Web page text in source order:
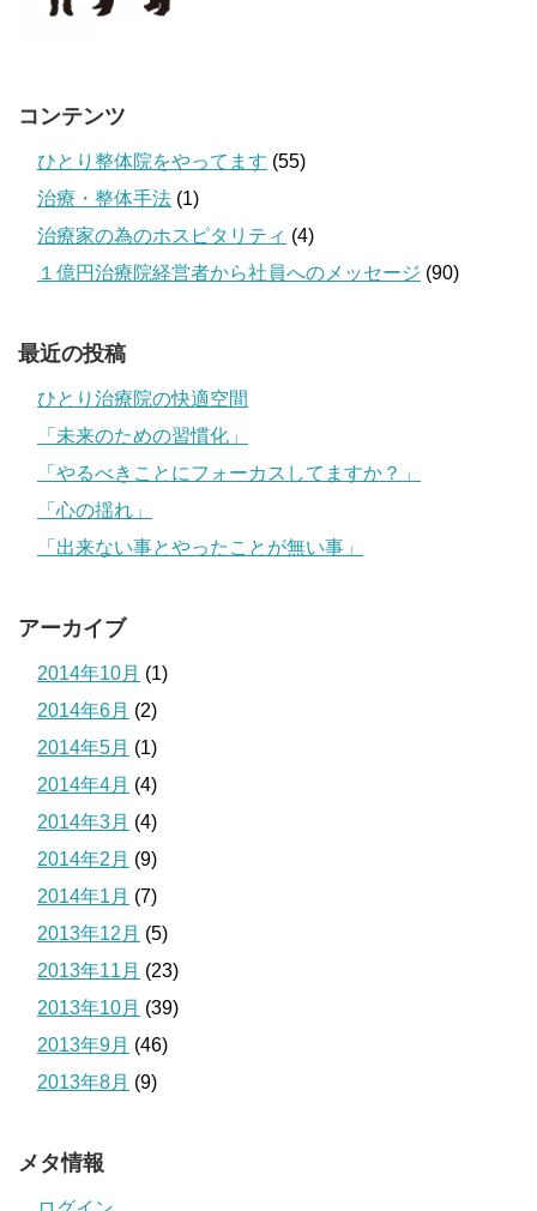
コンテンツ
ひとり整体院をやってます (55)
治療・整体手法 (1)
治療家の為のホスピタリティ (4)
１億円治療院経営者から社員へのメッセージ (90)
最近の投稿
ひとり治療院の快適空間
「未来のための習慣化」
「やるべきことにフォーカスしてますか？」
「心の揺れ」
「出来ない事とやったことが無い事」
アーカイブ
2014年10月 (1)
2014年6月 (2)
2014年5月 (1)
2014年4月 (4)
2014年3月 (4)
2014年2月 (9)
2014年1月 (7)
2013年12月 (5)
2013年11月 (23)
2013年10月 (39)
2013年9月 (46)
2013年8月 (9)
メタ情報